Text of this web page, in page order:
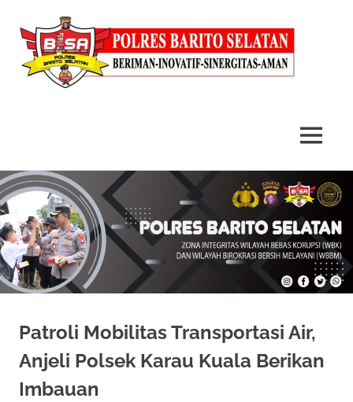
Skip
to
content
MENU
Patroli Mobilitas Transportasi Air,
Anjeli Polsek Karau Kuala Berikan
Imbauan